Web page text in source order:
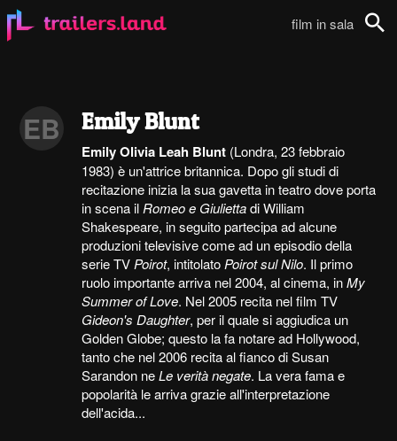
film in sala
EB Emily Blunt
Emily Olivia Leah Blunt (Londra, 23 febbraio
1983) è un'attrice britannica. Dopo gli studi di
recitazione inizia la sua gavetta in teatro dove porta
in scena il Romeo e Giuliettadi William
Shakespeare, in seguito partecipa ad alcune
produzioni televisive come ad un episodio della
serie TV Poirot, intitolato Poirot sul Nilo. Il primo
ruolo importante arriva nel 2004, al cinema, inMy
Summer of Love. Nel 2005 recita nel film TV
Gideon's Daughter, per il quale si aggiudica un
Golden Globe; questo la fa notare ad Hollywood,
tanto che nel 2006 recita al fianco di Susan
Sarandon neLe verità negate. La vera fama e
popolarità le arriva grazie all'interpretazione
dell'acida...